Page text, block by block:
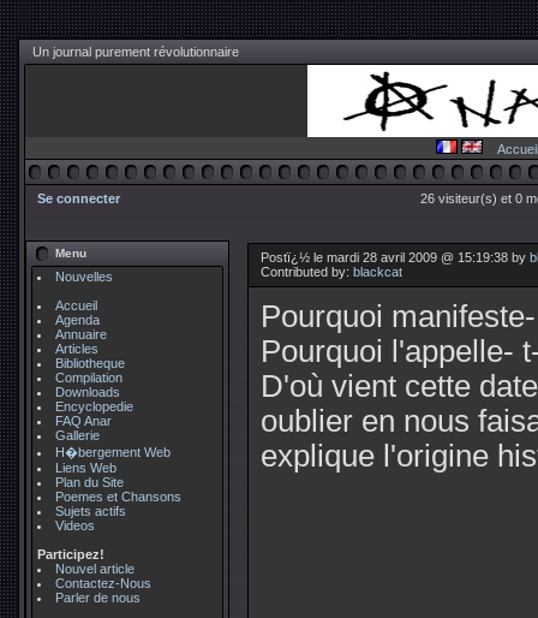
Un journal purement révolutionnaire
Accueil
Se connecter 26 visiteur(s) et 0
Menu
Nouvelles
Accueil
Agenda
Annuaire
Articles
Bibliotheque
Compilation
Downloads
Encyclopedie
FAQ Anar
Gallerie
H�bergement Web
Liens Web
Plan du Site
Poemes et Chansons
Sujets actifs
Videos
Participez!
Nouvel article
Contactez-Nous
Parler de nous
Postï¿½ le mardi 28 avril 2009 @ 15:19:38 by
Contributed by: blackcat
Pourquoi
Pourquoi l'appelle-
D'où vient cette
oublier en nous
explique l'origine